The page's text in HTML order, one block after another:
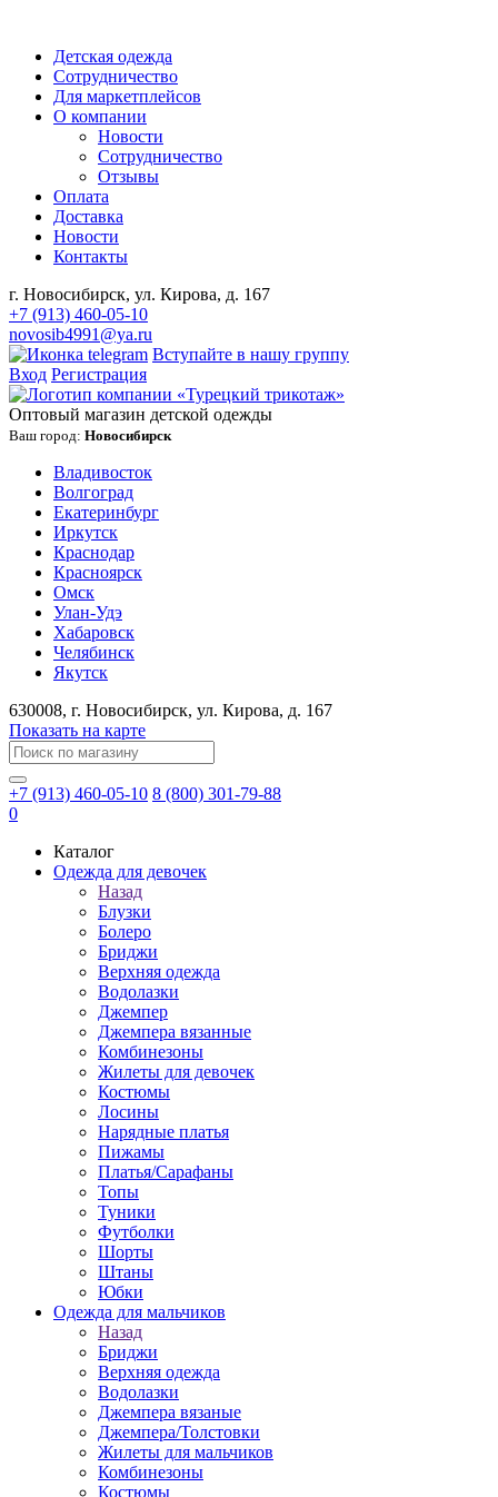
Детская одежда
Сотрудничество
Для маркетплейсов
О компании
Новости
Сотрудничество
Отзывы
Оплата
Доставка
Новости
Контакты
г. Новосибирск, ул. Кирова, д. 167
+7 (913) 460-05-10
novosib4991@ya.ru
Вступайте в нашу группу
Вход Регистрация
Оптовый магазин детской одежды
Ваш город: Новосибирск
Владивосток
Волгоград
Екатеринбург
Иркутск
Краснодар
Красноярск
Омск
Улан-Удэ
Хабаровск
Челябинск
Якутск
630008, г. Новосибирск, ул. Кирова, д. 167
Показать на карте
+7 (913) 460-05-10 8 (800) 301-79-88
0
Каталог
Одежда для девочек
Назад
Блузки
Болеро
Бриджи
Верхняя одежда
Водолазки
Джемпер
Джемпера вязанные
Комбинезоны
Жилеты для девочек
Костюмы
Лосины
Нарядные платья
Пижамы
Платья/Сарафаны
Топы
Туники
Футболки
Шорты
Штаны
Юбки
Одежда для мальчиков
Назад
Бриджи
Верхняя одежда
Водолазки
Джемпера вязаные
Джемпера/Толстовки
Жилеты для мальчиков
Комбинезоны
Костюмы